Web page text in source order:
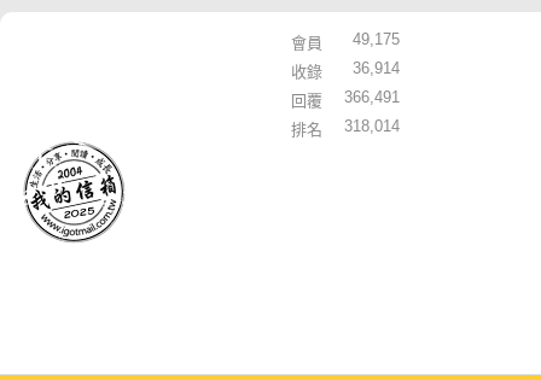
會員
49,175
收錄
36,914
回覆
366,491
排名
318,014